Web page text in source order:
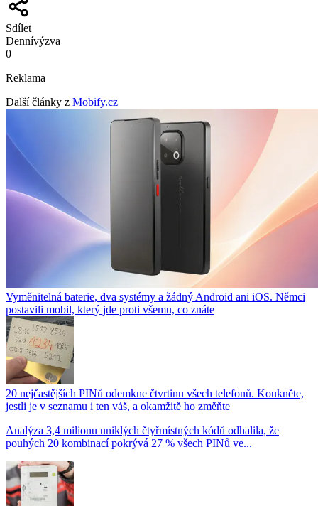
Sdílet
Dennívýzva
0
Reklama
Další články z Mobify.cz
Vyměnitelná baterie, dva systémy a žádný Android ani iOS. Němci
postavili mobil, který jde proti všemu, co znáte
20 nejčastějších PINů odemkne čtvrtinu všech telefonů. Koukněte,
jestli je v seznamu i ten váš, a okamžitě ho změňte
Analýza 3,4 milionu uniklých čtyřmístných kódů odhalila, že
pouhých 20 kombinací pokrývá 27 % všech PINů ve...